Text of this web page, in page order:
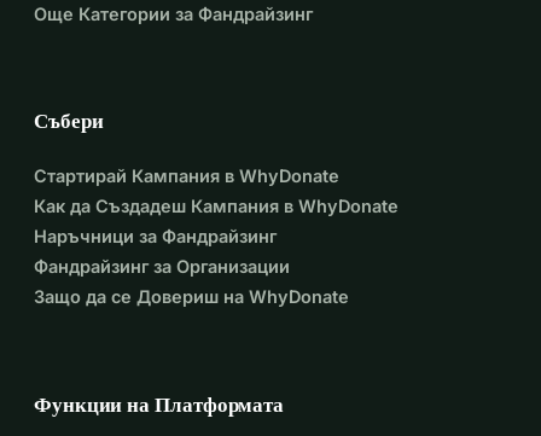
Още Категории за Фандрайзинг
Събери
Стартирай Кампания в WhyDonate
Как да Създадеш Кампания в WhyDonate
Наръчници за Фандрайзинг
Фандрайзинг за Организации
Защо да се Довериш на WhyDonate
Функции на Платформата